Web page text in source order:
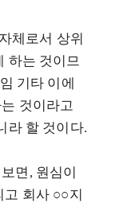
체로서 상위
하는 것이므
기타 이에
것이라고
라 할 것이다.
면, 원심이
고 회사 ○○지